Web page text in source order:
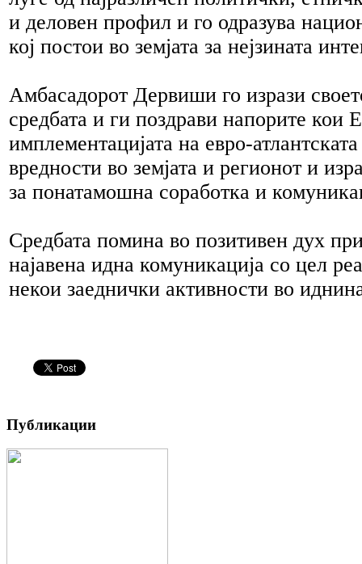
и деловен профил и го одразува
кој постои во земјата за нејзината
Амбасадорот Дервиши го изрази
средбата и ги поздрави напорите
имплементацијата на евро-
вредности во земјата и регионот и
за понатамошна соработка и
Средбата помина во позитивен дух
најавена идна комуникација со цел
некои заеднички активности во
Публикации